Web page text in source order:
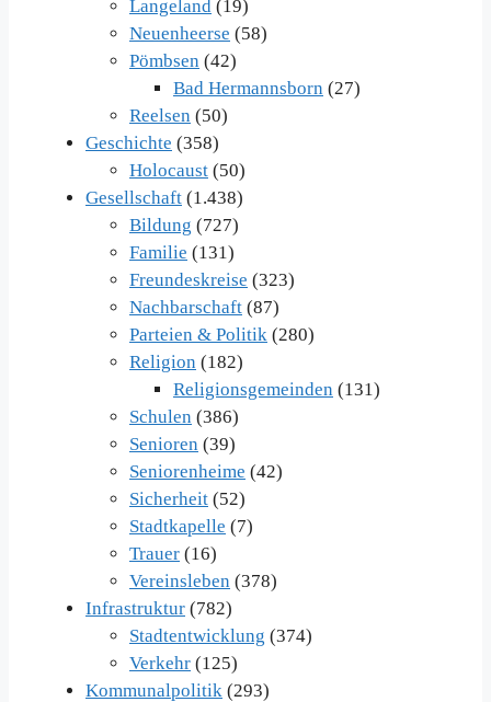
Langeland (19)
Neuenheerse (58)
Pömbsen (42)
Bad Hermannsborn (27)
Reelsen (50)
Geschichte (358)
Holocaust (50)
Gesellschaft (1.438)
Bildung (727)
Familie (131)
Freundeskreise (323)
Nachbarschaft (87)
Parteien & Politik (280)
Religion (182)
Religionsgemeinden (131)
Schulen (386)
Senioren (39)
Seniorenheime (42)
Sicherheit (52)
Stadtkapelle (7)
Trauer (16)
Vereinsleben (378)
Infrastruktur (782)
Stadtentwicklung (374)
Verkehr (125)
Kommunalpolitik (293)